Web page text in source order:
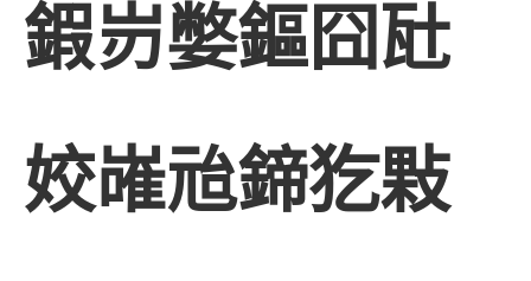
鍜岃嫳鏂囧瓧
姣嶉兘鍗犵敤